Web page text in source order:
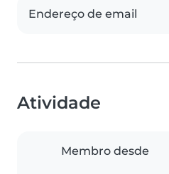
Endereço de email
Atividade
Membro desde